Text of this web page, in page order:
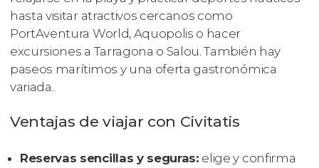
hasta visitar atractivos cercanos como
PortAventura World, Aquopolis o hacer
excursiones a Tarragona o Salou. También hay
paseos marítimos y una oferta gastronómica
variada.
Ventajas de viajar con Civitatis
Reservas sencillas y seguras: elige y confirma